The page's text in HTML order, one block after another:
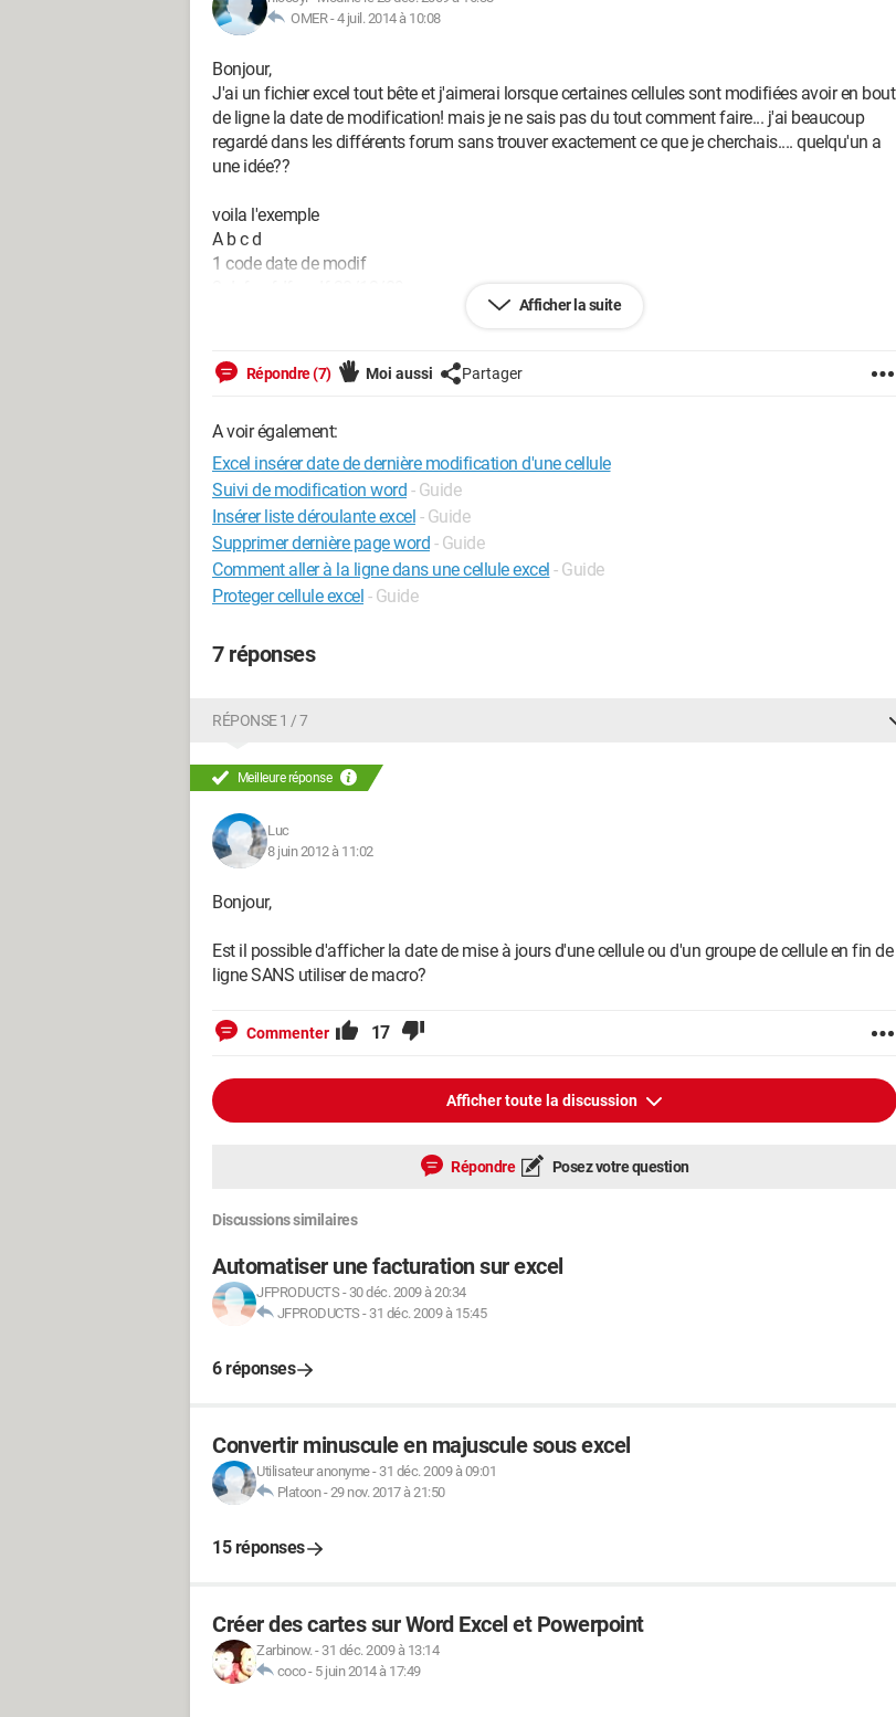
OMER -4 juil. 2014 à 10:08
Bonjour,
J'ai un fichier excel tout bête et j'aimerai lorsque certaines cellules sont modifiées avoir en bout
de ligne la date de modification! mais je ne sais pas du tout comment faire... j'ai beaucoup
regardé dans les différents forum sans trouver exactement ce que je cherchais.... quelqu'un a
une idée??
voila l'exemple
A b c d
1 code date de modif
Merci d'avance pour votre aide!
Firefox 3.5.6
Excel 2007
Afficher la suite
Répondre (7) Moi aussi Partager
A voir également:
Excel insérer date de dernière modification d'une cellule
Suivi de modification word - Guide
Insérer liste déroulante excel - Guide
Supprimer dernière page word - Guide
Comment aller à la ligne dans une cellule excel - Guide
Proteger cellule excel - Guide
7 réponses
RÉPONSE 1 / 7
Meilleure réponse
Luc
8 juin 2012 à 11:02
Bonjour,
Est il possible d'afficher la date de mise à jours d'une cellule ou d'un groupe de cellule en fin de
ligne SANS utiliser de macro?
Commenter 17
Afficher toute la discussion
Répondre Posez votre question
Discussions similaires
Automatiser une facturation sur excel
JFPRODUCTS - 30 déc. 2009 à 20:34
JFPRODUCTS - 31 déc. 2009 à 15:45
6 réponses
Convertir minuscule en majuscule sous excel
Utilisateur anonyme- 31 déc. 2009 à 09:01
Platoon-29 nov. 2017 à 21:50
15 réponses
Créer des cartes sur Word Excel et Powerpoint
Zarbinow.- 31 déc. 2009 à 13:14
coco- 5 juin 2014 à 17:49